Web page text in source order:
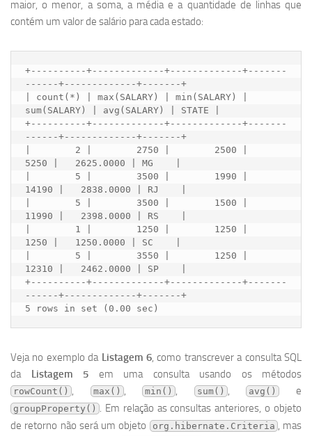
maior, o menor, a soma, a média e a quantidade de linhas que
contém um valor de salário para cada estado:
+----------+-------------+-------------+-------
------+-------------+-------+
| count(*) | max(SALARY) | min(SALARY) |
sum(SALARY) | avg(SALARY) | STATE |
+----------+-------------+-------------+-------
------+-------------+-------+
|        2 |        2750 |        2500 |
5250 |   2625.0000 | MG    |
|        5 |        3500 |        1990 |
14190 |   2838.0000 | RJ    |
|        5 |        3500 |        1500 |
11990 |   2398.0000 | RS    |
|        1 |        1250 |        1250 |
1250 |   1250.0000 | SC    |
|        5 |        3550 |        1250 |
12310 |   2462.0000 | SP    |
+----------+-------------+-------------+-------
------+-------------+-------+
Veja no exemplo da Listagem 6, como transcrever a consulta SQL
da Listagem 5 em uma consulta usando os métodos
rowCount() , max() , min() , sum() , avg() e
groupProperty() . Em relação as consultas anteriores, o objeto
de retorno não será um objeto
org.hibernate.Criteria , mas